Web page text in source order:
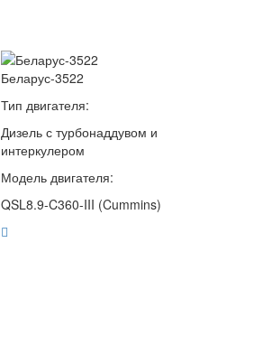
Беларус-3522
Тип двигателя:
Дизель с турбонаддувом и
интеркулером
Модель двигателя:
QSL8.9-C360-III (Cummins)